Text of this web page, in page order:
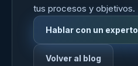
tus procesos y objetivos.
Hablar con un experto
Volver al blog